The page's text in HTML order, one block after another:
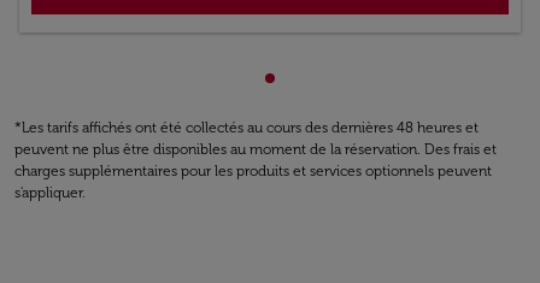
Affichage de cmp-
*Les tarifs affichés ont été collectés au cours des dernières 48 heures et
peuvent ne plus être disponibles au moment de la réservation. Des frais et
charges supplémentaires pour les produits et services optionnels peuvent
s'appliquer.